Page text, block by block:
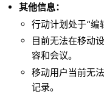
其他信息：
行动计划处于“编
目前无法在移动
容和会议。
移动用户当前无
记录。